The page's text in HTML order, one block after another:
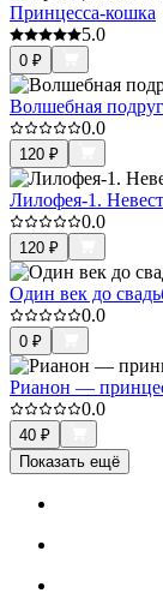
Принцесса-кошка
5.0
0 ₽
Волшебная
0.0
120 ₽
Лилофея-1.
0.0
120 ₽
Один век до
0.0
0 ₽
Рианон —
0.0
40 ₽
Показать ещё